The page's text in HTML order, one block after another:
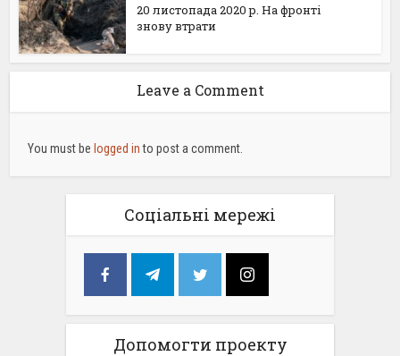
20 листопада 2020 р. На фронті
знову втрати
Leave a Comment
You must belogged into post a comment.
Соціальні мережі
Допомогти проекту